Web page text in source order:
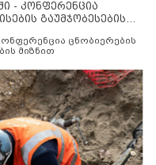
- კონფერენცია
გაუმჯობესების
ცნობიერების
მიზნით